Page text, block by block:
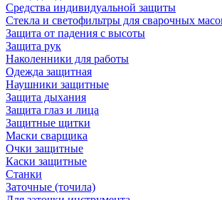
Средства индивидуальной защиты
Стекла и светофильтры для сварочных
Защита от падения с высоты
Защита рук
Наколенники для работы
Одежда защитная
Наушники защитные
Защита дыхания
Защита глаз и лица
Защитные щитки
Маски сварщика
Очки защитные
Каски защитные
Станки
Заточные (точила)